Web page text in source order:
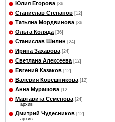
Юлия Егорова [36]
Станислав Степанов [12]
Татьяна Мордвинова [36]
Ольга Коляда [36]
Станислав Шилин [24]
Ирина Захарова [24]
Светлана Алексеева [12]
Евгений Казаков [12]
Валерия Ковешникова [12]
Анна Мурашова [12]
Маргарита Семенова [24]
архив
Дмитрий Чудесников [12]
архив